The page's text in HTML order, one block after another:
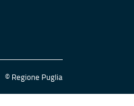
© Regione Puglia